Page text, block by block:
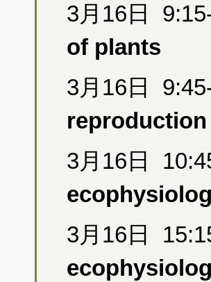
3月16日
of plants
3月16日
reproduction
3月16日
3月16日